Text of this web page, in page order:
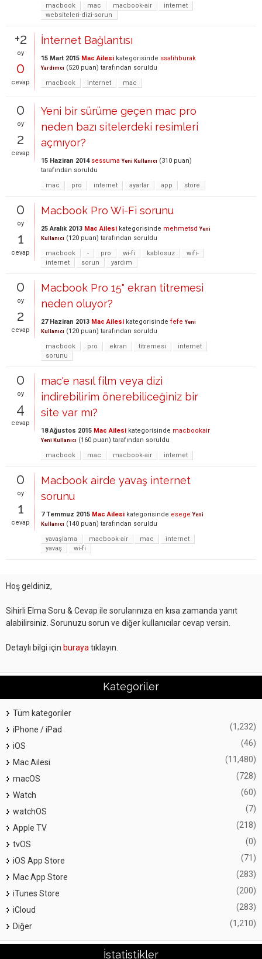
macbook
mac macbook-air
internet
websiteleri-dizi-sorun
+2
oy
0
cevap
İnternet Bağlantısı
15 Mart 2015 Mac Ailesi kategorisinde ssalihburak
Yardımcı (520 puan) tarafından soruldu
macbook
internet mac
0
oy
2
cevap
Yeni bir sürüme geçen mac pro
neden bazı sitelerdeki resimleri
açmıyor?
15 Haziran 2014 sessuma Yeni Kullanıcı (310 puan)
tarafından soruldu
mac
pro internet ayarlar app store
0
oy
1
cevap
Macbook Pro Wi-Fi sorunu
25 Aralık 2013 Mac Ailesi kategorisinde mehmetsd Yeni
Kullanıcı (120 puan) tarafından soruldu
macbook
- pro wi-fi kablosuz
wifi-
internet
sorun yardım
0
oy
2
cevap
Macbook Pro 15" ekran titremesi
neden oluyor?
27 Haziran 2013 Mac Ailesi kategorisinde fefe Yeni
Kullanıcı (120 puan) tarafından soruldu
macbook
pro ekran titremesi
internet
sorunu
0
oy
4
cevap
mac'e nasıl film veya dizi
indirebilirim önerebiliceğiniz bir
site var mı?
18 Ağustos 2015 Mac Ailesi kategorisinde macbookair
Yeni Kullanıcı (160 puan) tarafından soruldu
macbook
mac macbook-air internet
0
oy
1
cevap
Macbook airde yavaş internet
sorunu
7 Temmuz 2015 Mac Ailesi kategorisinde esege Yeni
Kullanıcı (140 puan) tarafından soruldu
yavaşlama
macbook-air mac
internet
yavaş
wi-fi
Hoş geldiniz,
Sihirli Elma Soru & Cevap ile sorularınıza en kısa zamanda yanıt
alabilirsiniz. Sorunuzu sorun ve diğer kullanıcılar cevap versin.
Detaylı bilgi için buraya tıklayın.
Kategoriler
Tüm kategoriler
iPhone / iPad
(1,232)
iOS (46)
Mac Ailesi (11,480)
macOS (728)
Watch (60)
watchOS (7)
Apple TV (218)
tvOS (0)
iOS App Store (71)
Mac App Store (283)
iTunes Store (200)
iCloud (283)
Diğer (1,210)
İstatistikler